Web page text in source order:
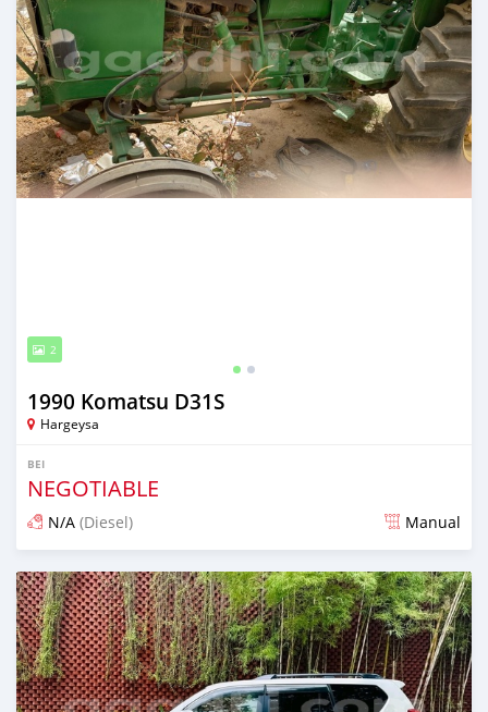
2
1990 Komatsu D31S
Hargeysa
BEI
NEGOTIABLE
N/A (Diesel) Manual
Ilitangazwa miezi 10 iliopita